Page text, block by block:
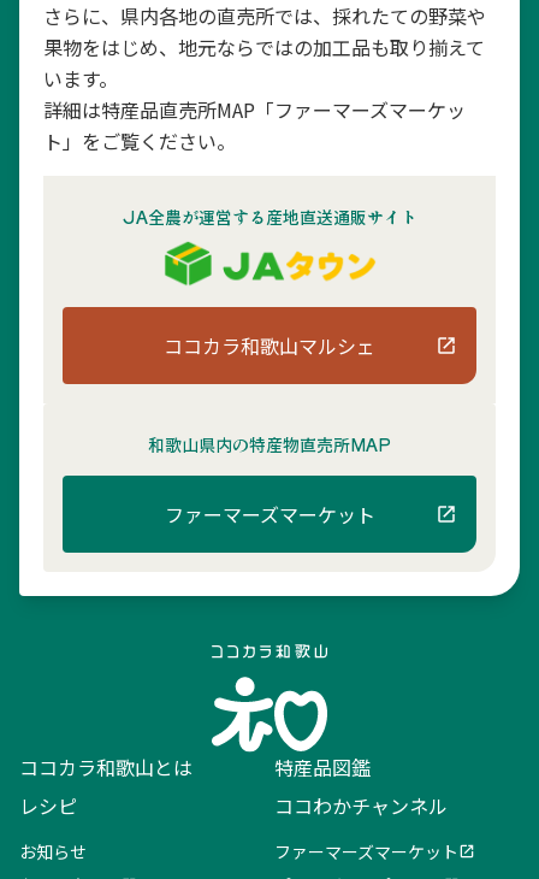
さらに、県内各地の直売所では、採れたての野菜や
果物をはじめ、地元ならではの加工品も取り揃えて
います。
詳細は特産品直売所MAP「ファーマーズマーケッ
ト」をご覧ください。
JA全農が運営する産地直送通販サイト
ココカラ和歌山マルシェ
和歌山県内の特産物直売所MAP
ファーマーズマーケット
ココカラ和歌山とは
特産品図鑑
レシピ
ココわかチャンネル
お知らせ
ファーマーズマーケット